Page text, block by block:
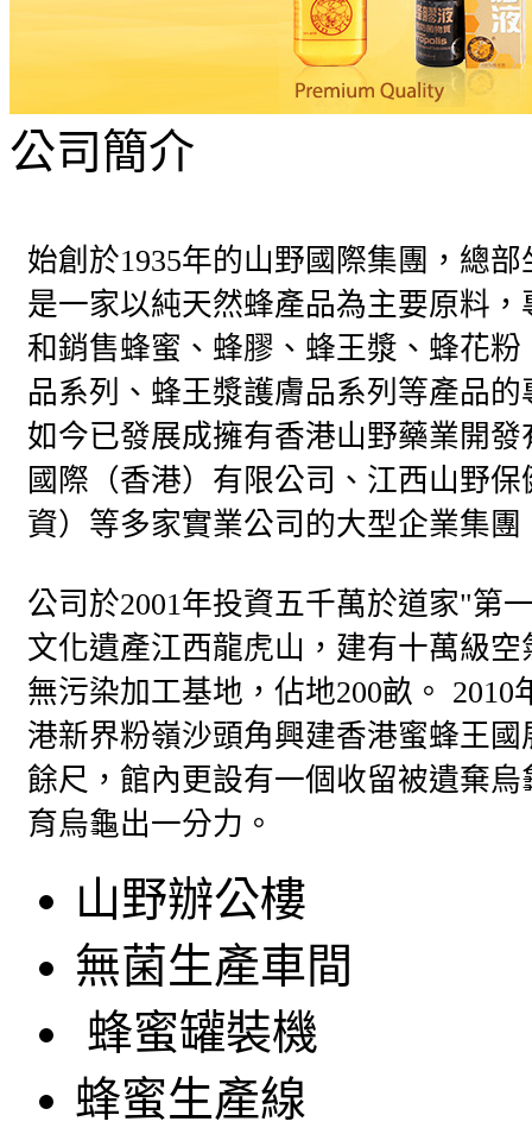
公司簡介
始創於1935年的山野國際集團，總
是一家以純天然蜂產品為主要原料
和銷售蜂蜜、蜂膠、蜂王漿、蜂花
品系列、蜂王漿護膚品系列等產品
如今已發展成擁有香港山野藥業開
國際（香港）有限公司、江西山野
資）等多家實業公司的大型企業集團
公司於2001年投資五千萬於道家"第
文化遺產江西龍虎山，建有十萬級
無污染加工基地，佔地200畝。 2010
港新界粉嶺沙頭角興建香港蜜蜂王
餘​​尺，館內更設有一個收留被遺棄
育烏龜出一分力。
山野辦公樓
無菌生產車間
蜂蜜罐裝機
蜂蜜生產線